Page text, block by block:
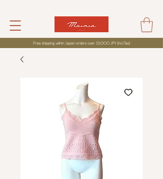
Free shipping within Japan orders over 33,000 JPY (incl,Tax)